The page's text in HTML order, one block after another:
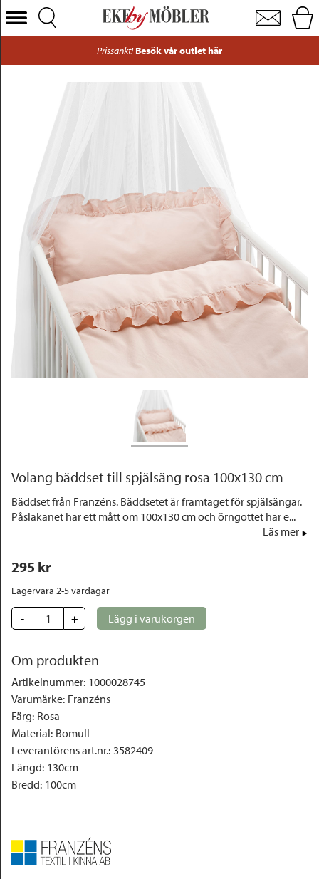
Volang bäddset till spjälsäng rosa 100x130 cm
Välj Kategori
Sängar
Förvaring
Inredning
Mattor
Belysning
Utemöbler
Varumärken
Outlet
Prissänkt! Besök vår outlet här
Volang bäddset till spjälsäng rosa 100x130 cm
Bäddset från Franzéns. Bäddsetet är framtaget för spjälsängar.
Påslakanet har ett mått om 100x130 cm och örngottet har e...
Läs mer
295 kr
Lagervara 2-5 vardagar
- + Lägg i varukorgen
Om produkten
Artikelnummer: 1000028745
Varumärke: Franzéns
Färg: Rosa
Material: Bomull
Leverantörens art.nr.: 3582409
Längd: 130cm
Bredd: 100cm